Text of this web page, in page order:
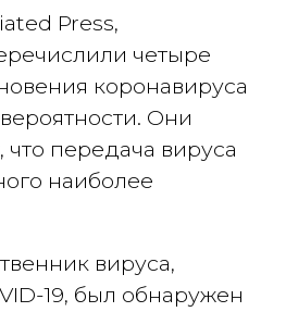
Press,
четыре
коронавируса
Они
передача вируса
наиболее
вируса,
19, был обнаружен